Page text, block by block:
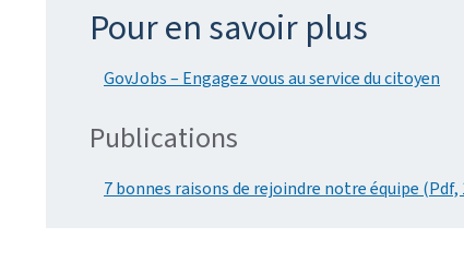
Pour en savoir plus
GovJobs – Engagez vous au service du citoyen
Publications
7 bonnes raisons de rejoindre notre équipe (Pdf,